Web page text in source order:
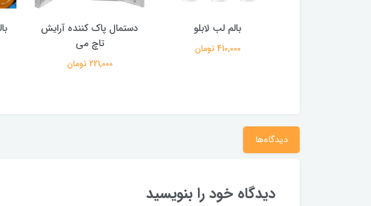
بالم لب لابلو
410,000 تومان
دستمال پاک کننده آرایش
تاچ می
221,000 تومان
دیدگاه‌ها
دیدگاه خود را بنویسید